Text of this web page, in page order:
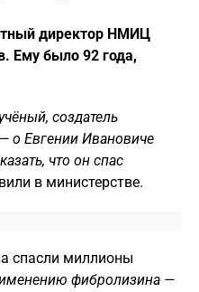
директор НМИЦ
Ему было 92 года,
создатель
о Евгении Ивановиче
что он спас
в министерстве.
спасли миллионы
фибролизина —